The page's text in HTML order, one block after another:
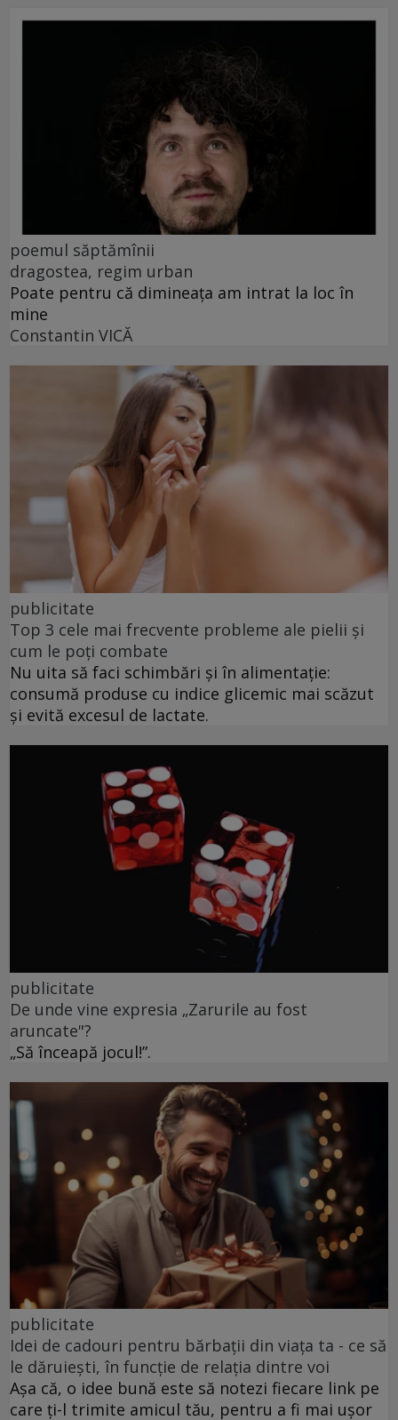
poemul săptămînii
dragostea, regim urban
Poate pentru că dimineața am intrat la loc în
mine
Constantin VICĂ
publicitate
Top 3 cele mai frecvente probleme ale pielii și
cum le poți combate
Nu uita să faci schimbări și în alimentație:
consumă produse cu indice glicemic mai scăzut
și evită excesul de lactate.
publicitate
De unde vine expresia „Zarurile au fost
aruncate"?
„Să înceapă jocul!”.
publicitate
Idei de cadouri pentru bărbații din viața ta - ce să
le dăruiești, în funcție de relația dintre voi
Așa că, o idee bună este să notezi fiecare link pe
care ți-l trimite amicul tău, pentru a fi mai ușor